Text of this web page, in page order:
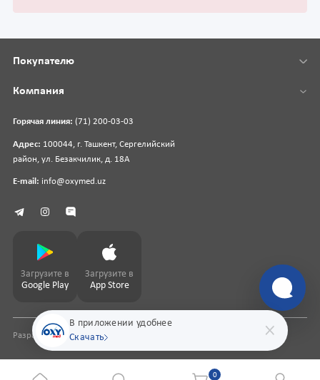
В приложении удобнее
Скачать
Горячая линия: (71) 200-03-03
Адрес: 100044, г. Ташкент, Сергелийский
район, ул. Безакчилик, д. 18А
E-mail: info@oxymed.uz
Покупателю
Компания
Загрузите в
Google Play
Загрузите в
App Store
Разработка сайтаpharmit.uz
0